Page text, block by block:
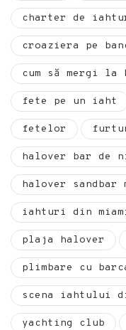
charter de
croaziera pe
cum să mergi
fete pe un iaht
fetelor
halover bar de
halover sandbar
iahturi din
plaja halover
plimbare cu
scena iahtului
yachting club